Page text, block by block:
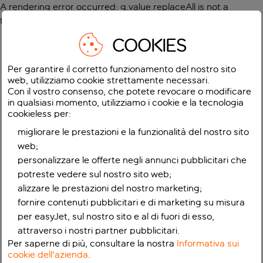
A rendering error occurred: g.value.replaceAll is not a
function
COOKIES
Per garantire il corretto funzionamento del nostro sito
web, utilizziamo cookie strettamente necessari.
Con il vostro consenso, che potete revocare o modificare
in qualsiasi momento, utilizziamo i cookie e la tecnologia
cookieless per:
migliorare le prestazioni e la funzionalità del nostro sito
web;
personalizzare le offerte negli annunci pubblicitari che
potreste vedere sul nostro sito web;
alizzare le prestazioni del nostro marketing;
fornire contenuti pubblicitari e di marketing su misura
per easyJet, sul nostro sito e al di fuori di esso,
attraverso i nostri partner pubblicitari.
Per saperne di più, consultare la nostra Informativa sui
cookie dell'azienda.